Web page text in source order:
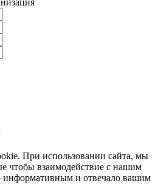
При использовании сайта, мы
чтобы взаимодействие с нашим
информативным и отвечало вашим